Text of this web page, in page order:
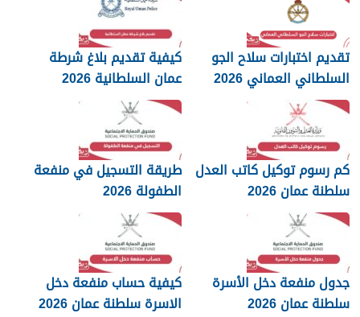
تقديم اختبارات سلاح الجو
السلطاني العماني 2026
كيفية تقديم بلاغ شرطة
عمان السلطانية 2026
كم رسوم توكيل كاتب العدل
سلطنة عمان 2026
طريقة التسجيل في منفعة
الطفولة 2026
جدول منفعة دخل الأسرة
سلطنة عمان 2026
كيفية حساب منفعة دخل
الاسرة سلطنة عمان 2026